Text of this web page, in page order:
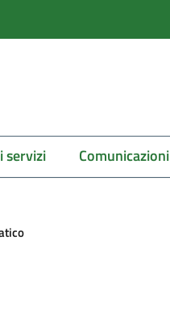
servizi Comunicazioni